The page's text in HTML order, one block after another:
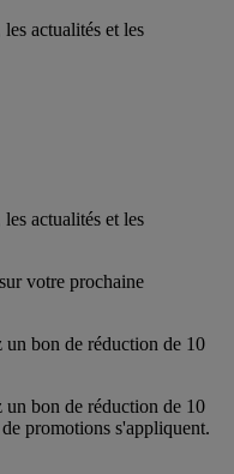
actualités et les
actualités et les
votre prochaine
bon de réduction de 10
bon de réduction de 10
de promotions s'appliquent.